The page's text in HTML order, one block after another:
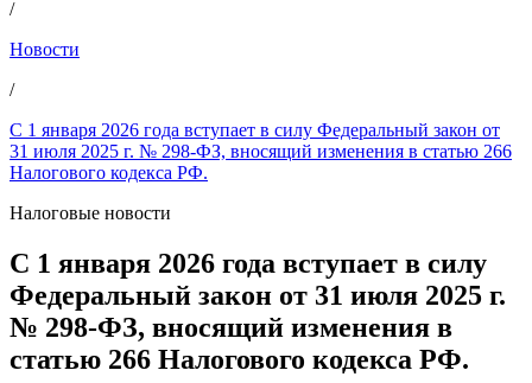
/
Новости
/
С 1 января 2026 года вступает в силу Федеральный закон от
31 июля 2025 г. № 298-ФЗ, вносящий изменения в статью 266
Налогового кодекса РФ.
Налоговые новости
С 1 января 2026 года вступает в силу
Федеральный закон от 31 июля 2025 г.
№ 298-ФЗ, вносящий изменения в
статью 266 Налогового кодекса РФ.